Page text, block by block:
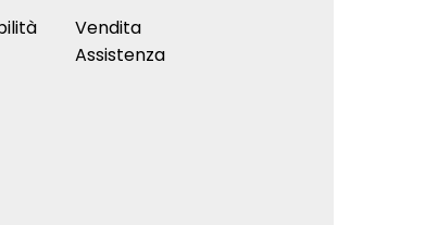
Vendita
Assistenza